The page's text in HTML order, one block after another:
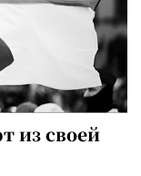
из своей